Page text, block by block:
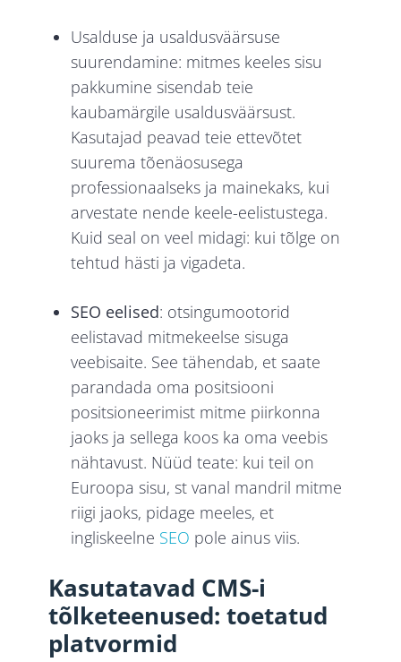
Usalduse ja usaldusväärsuse
suurendamine: mitmes keeles sisu
pakkumine sisendab teie
kaubamärgile usaldusväärsust.
Kasutajad peavad teie ettevõtet
suurema tõenäosusega
professionaalseks ja mainekaks, kui
arvestate nende keele-eelistustega.
Kuid seal on veel midagi: kui tõlge on
tehtud hästi ja vigadeta.
SEO eelised: otsingumootorid
eelistavad mitmekeelse sisuga
veebisaite. See tähendab, et saate
parandada oma positsiooni
positsioneerimist mitme piirkonna
jaoks ja sellega koos ka oma veebis
nähtavust. Nüüd teate: kui teil on
Euroopa sisu, st vanal mandril mitme
riigi jaoks, pidage meeles, et
ingliskeelne SEO pole ainus viis.
Kasutatavad CMS-i
tõlketeenused: toetatud
platvormid